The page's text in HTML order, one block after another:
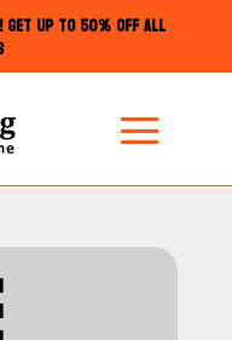
GET UP TO 50% OFF ALL